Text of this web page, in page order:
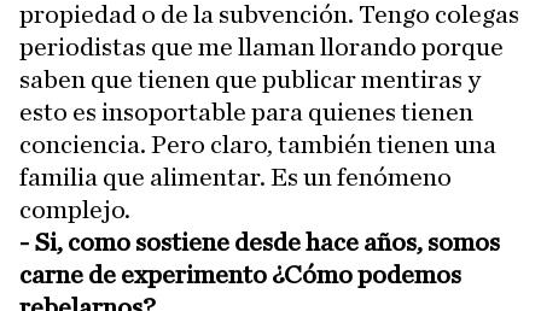
propiedad o de la subvención. Tengo colegas
periodistas que me llaman llorando porque
saben que tienen que publicar mentiras y
esto es insoportable para quienes tienen
conciencia. Pero claro, también tienen una
familia que alimentar. Es un fenómeno
complejo.
- Si, como sostiene desde hace años, somos
carne de experimento ¿Cómo podemos